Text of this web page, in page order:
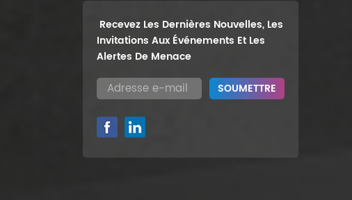
Recevez Les Dernières Nouvelles, Les
Invitations Aux Événements Et Les
Alertes De Menace